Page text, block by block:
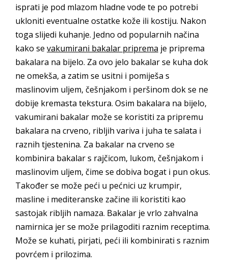
isprati je pod mlazom hladne vode te po potrebi
ukloniti eventualne ostatke kože ili kostiju. Nakon
toga slijedi kuhanje. Jedno od popularnih načina
kako se vakumirani bakalar priprema je priprema
bakalara na bijelo. Za ovo jelo bakalar se kuha dok
ne omekša, a zatim se usitni i pomiješa s
maslinovim uljem, češnjakom i peršinom dok se ne
dobije kremasta tekstura. Osim bakalara na bijelo,
vakumirani bakalar može se koristiti za pripremu
bakalara na crveno, ribljih variva i juha te salata i
raznih tjestenina. Za bakalar na crveno se
kombinira bakalar s rajčicom, lukom, češnjakom i
maslinovim uljem, čime se dobiva bogat i pun okus.
Također se može peći u pećnici uz krumpir,
masline i mediteranske začine ili koristiti kao
sastojak ribljih namaza. Bakalar je vrlo zahvalna
namirnica jer se može prilagoditi raznim receptima.
Može se kuhati, pirjati, peći ili kombinirati s raznim
povrćem i prilozima.